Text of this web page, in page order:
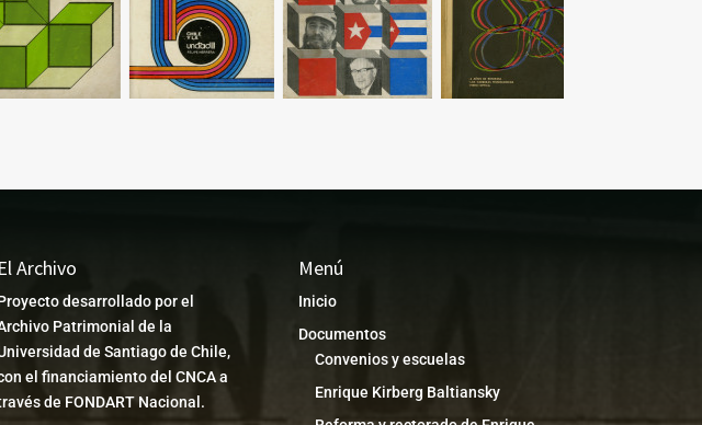
El Archivo
desarrollado por el
Patrimonial de la
de Santiago de Chile,
el financiamiento del CNCA a
de FONDART Nacional.
Menú
Inicio
Documentos
Convenios y escuelas
Enrique Kirberg Baltiansky